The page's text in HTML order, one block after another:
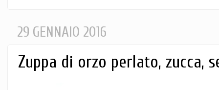
29 GENNAIO 2016
Zuppa di orzo perlato, zucca,